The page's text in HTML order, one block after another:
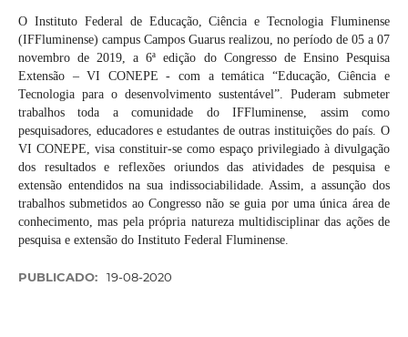
O Instituto Federal de Educação, Ciência e Tecnologia Fluminense
(IFFluminense) campus Campos Guarus realizou, no período de 05 a 07
novembro de 2019, a 6ª edição do Congresso de Ensino Pesquisa
Extensão – VI CONEPE - com a temática “Educação, Ciência e
Tecnologia para o desenvolvimento sustentável”. Puderam submeter
trabalhos toda a comunidade do IFFluminense, assim como
pesquisadores, educadores e estudantes de outras instituições do país. O
VI CONEPE, visa constituir-se como espaço privilegiado à divulgação
dos resultados e reflexões oriundos das atividades de pesquisa e
extensão entendidos na sua indissociabilidade. Assim, a assunção dos
trabalhos submetidos ao Congresso não se guia por uma única área de
conhecimento, mas pela própria natureza multidisciplinar das ações de
pesquisa e extensão do Instituto Federal Fluminense.
PUBLICADO: 19-08-2020